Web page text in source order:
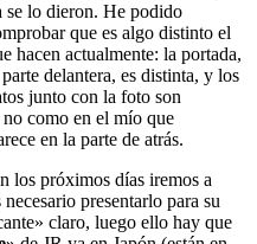
se lo dieron. He podido
que es algo distinto el
hacen actualmente: la portada,
delantera, es distinta, y los
junto con la foto son
como en el mío que
en la parte de atrás.
los próximos días iremos a
presentarlo para su
claro, luego ello hay que